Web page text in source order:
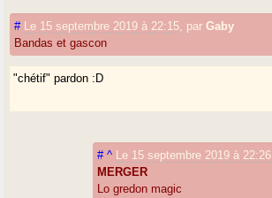
# Le 15 septembre 2019 à 22:15 parGaby
Bandas et gascon
"chétif" pardon :D
# ^ Le 15 septembre 2019 à 22:26
MERGER
Lo gredon magic